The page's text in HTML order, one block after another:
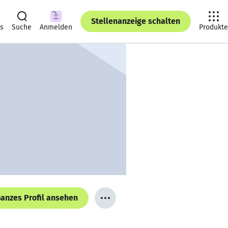
Suche Anmelden
Stellenanzeige schalten
Produkte
Profil ansehen